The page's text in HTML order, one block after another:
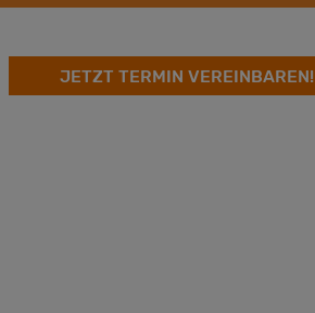
JETZT TERMIN VEREINBAREN!